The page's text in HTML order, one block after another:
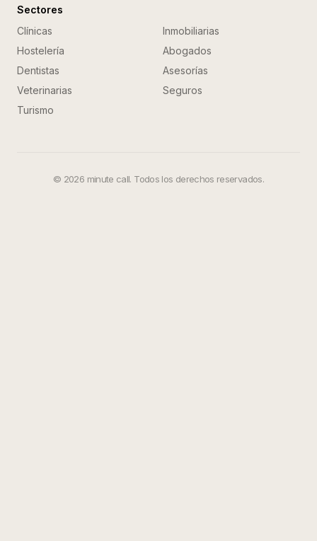
Sectores
Clínicas
Inmobiliarias
Hostelería
Abogados
Dentistas
Asesorías
Veterinarias
Seguros
Turismo
© 2026 minute call. Todos los derechos reservados.